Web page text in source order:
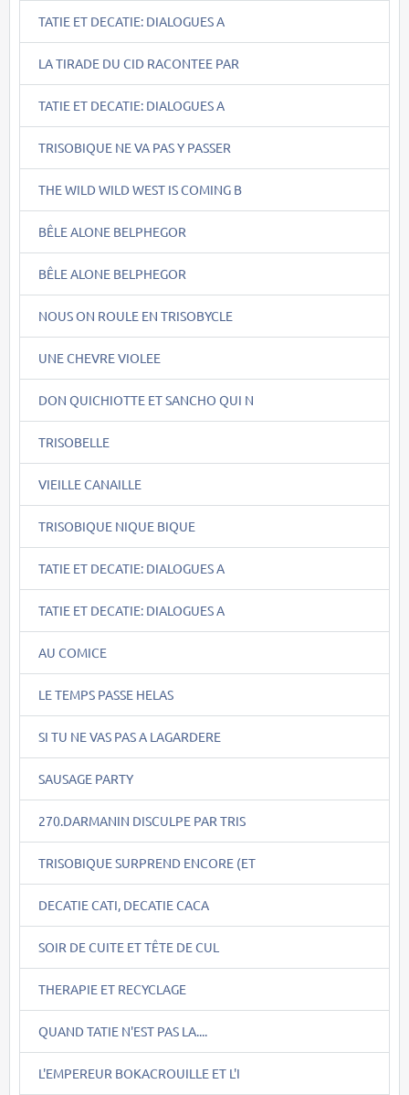
TATIE ET DECATIE: DIALOGUES A
LA TIRADE DU CID RACONTEE PAR
TATIE ET DECATIE: DIALOGUES A
TRISOBIQUE NE VA PAS Y PASSER
THE WILD WILD WEST IS COMING B
BÊLE ALONE BELPHEGOR
BÊLE ALONE BELPHEGOR
NOUS ON ROULE EN TRISOBYCLE
UNE CHEVRE VIOLEE
DON QUICHIOTTE ET SANCHO QUI N
TRISOBELLE
VIEILLE CANAILLE
TRISOBIQUE NIQUE BIQUE
TATIE ET DECATIE: DIALOGUES A
TATIE ET DECATIE: DIALOGUES A
AU COMICE
LE TEMPS PASSE HELAS
SI TU NE VAS PAS A LAGARDERE
SAUSAGE PARTY
270.DARMANIN DISCULPE PAR TRIS
TRISOBIQUE SURPREND ENCORE (ET
DECATIE CATI, DECATIE CACA
SOIR DE CUITE ET TÊTE DE CUL
THERAPIE ET RECYCLAGE
QUAND TATIE N'EST PAS LA....
L'EMPEREUR BOKACROUILLE ET L'I